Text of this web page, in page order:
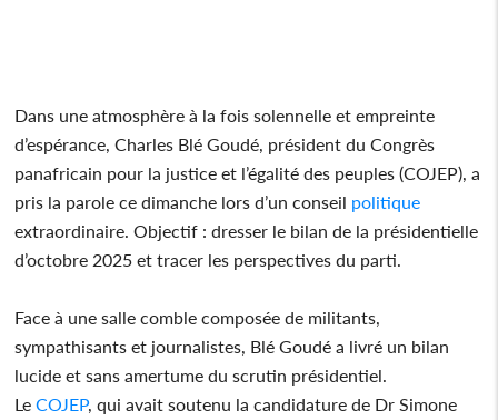
Dans une atmosphère à la fois solennelle et empreinte
d’espérance, Charles Blé Goudé, président du Congrès
panafricain pour la justice et l’égalité des peuples (COJEP), a
pris la parole ce dimanche lors d’un conseil politique
extraordinaire. Objectif : dresser le bilan de la présidentielle
d’octobre 2025 et tracer les perspectives du parti.
Face à une salle comble composée de militants,
sympathisants et journalistes, Blé Goudé a livré un bilan
lucide et sans amertume du scrutin présidentiel.
Le COJEP, qui avait soutenu la candidature de Dr Simone